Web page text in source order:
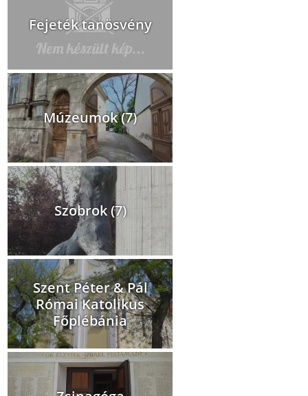
Fejeték tanösvény
Múzeumok (7)
Szobrok (7)
Szent Péter & Pál
Római Katolikus
Főplébánia